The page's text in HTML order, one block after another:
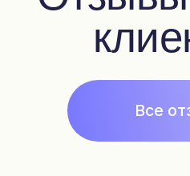
Наборы
Оплата и доставка
Pafrumer club
Магазин